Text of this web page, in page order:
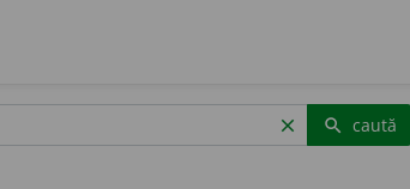
clear search caută